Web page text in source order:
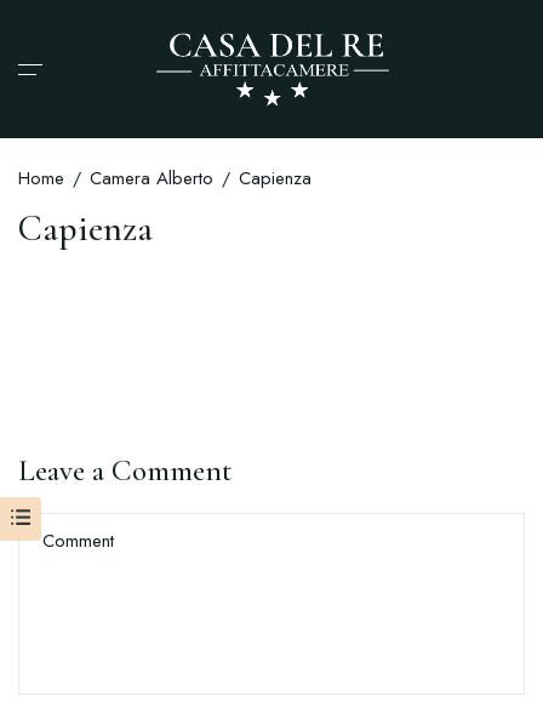
Home Camera Alberto Capienza
Capienza
Leave a Comment
Comment